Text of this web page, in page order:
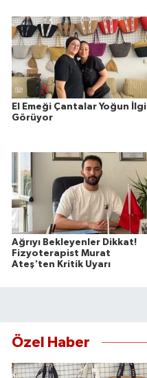
El Emeği Çantalar Yoğun İlgi
Görüyor
Ağrıyı Bekleyenler Dikkat!
Fizyoterapist Murat
Ateş'ten Kritik Uyarı
Özel Haber